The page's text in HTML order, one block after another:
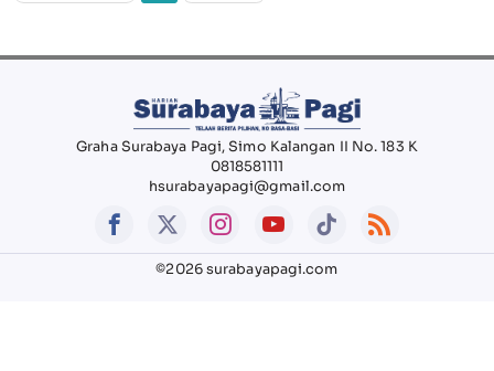
Graha Surabaya Pagi, Simo Kalangan II No. 183 K
0818581111
hsurabayapagi@gmail.com
©2026 surabayapagi.com